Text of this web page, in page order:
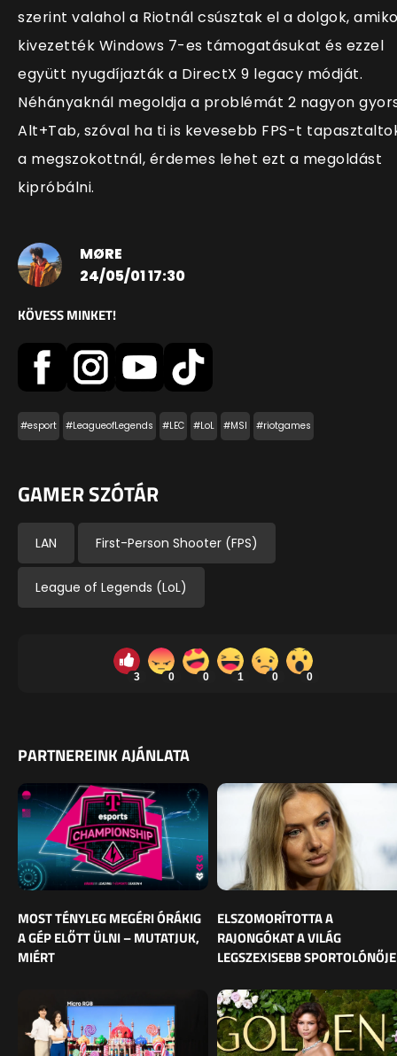
szerint valahol a Riotnál csúsztak el a dolgok,
kivezették Windows 7-es támogatásukat és ezzel
együtt nyugdíjazták a DirectX 9 legacy módját.
Néhányaknál megoldja a problémát 2 nagyon
Alt+Tab, szóval ha ti is kevesebb FPS-t
a megszokottnál, érdemes lehet ezt a megoldást
kipróbálni.
MØRE
24/05/01 17:30
KÖVESS MINKET!
#esport #LeagueofLegends #LEC #LoL #MSI #riotgames
GAMER SZÓTÁR
LAN First-Person Shooter (FPS)
League of Legends (LoL)
3 0 0 1 0 0
PARTNEREINK AJÁNLATA
MOST TÉNYLEG MEGÉRI ÓRÁKIG
A GÉP ELŐTT ÜLNI – MUTATJUK,
MIÉRT
ELSZOMORÍTOTTA A
RAJONGÓKAT A VILÁG
LEGSZEXISEBB SPORTOLÓNŐJE